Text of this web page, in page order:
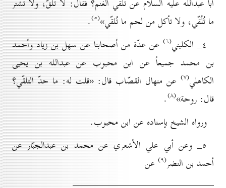
أبا عبدالله عليه السلام عن تلقّي الغنم؟ فقال: لا تلقّ، ولا تشتر
ما تُلُقّي، ولا تأكل من لحم ما تُلقّي»(٥) .
٤_ الكليني
(٦) عن عدّة من أصحابنا عن سهل بن زياد وأحمد
بن محمد جميعاً عن ابن محبوب عن عبدالله بن يحيى
الكاهلي(۷)
عن منهال القصّاب قال: «قلت له: ما حدّ التلقّي؟
قال: روحة»(۸) .
ورواه الشيخ بإسناده عن ابن محبوب.
٥_ وعن أبي علي الأشعري عن محمد بن عبدالجبّار عن
أحمد بن النضر(۹) عن